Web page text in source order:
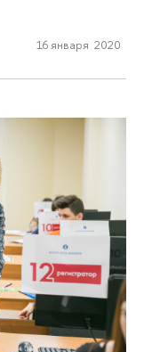
16 января 2020